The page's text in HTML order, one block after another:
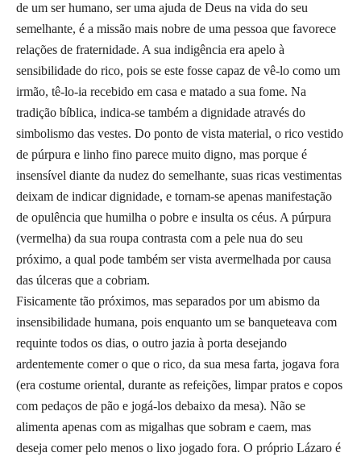
de um ser humano, ser uma ajuda de Deus na vida do seu
semelhante, é a missão mais nobre de uma pessoa que favorece
relações de fraternidade. A sua indigência era apelo à
sensibilidade do rico, pois se este fosse capaz de vê-lo como um
irmão, tê-lo-ia recebido em casa e matado a sua fome. Na
tradição bíblica, indica-se também a dignidade através do
simbolismo das vestes. Do ponto de vista material, o rico vestido
de púrpura e linho fino parece muito digno, mas porque é
insensível diante da nudez do semelhante, suas ricas vestimentas
deixam de indicar dignidade, e tornam-se apenas manifestação
de opulência que humilha o pobre e insulta os céus. A púrpura
(vermelha) da sua roupa contrasta com a pele nua do seu
próximo, a qual pode também ser vista avermelhada por causa
das úlceras que a cobriam.
Fisicamente tão próximos, mas separados por um abismo da
insensibilidade humana, pois enquanto um se banqueteava com
requinte todos os dias, o outro jazia à porta desejando
ardentemente comer o que o rico, da sua mesa farta, jogava fora
(era costume oriental, durante as refeições, limpar pratos e copos
com pedaços de pão e jogá-los debaixo da mesa). Não se
alimenta apenas com as migalhas que sobram e caem, mas
deseja comer pelo menos o lixo jogado fora. O próprio Lázaro é